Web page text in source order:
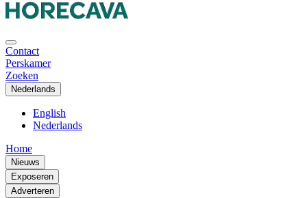
Contact
Perskamer
Zoeken
Nederlands
English
Nederlands
Home
Nieuws
Exposeren
Adverteren